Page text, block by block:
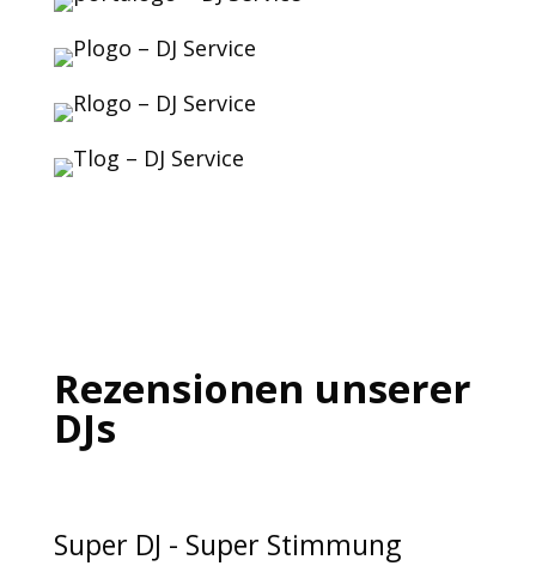
Rezensionen unserer
DJs
Super DJ - Super Stimmung